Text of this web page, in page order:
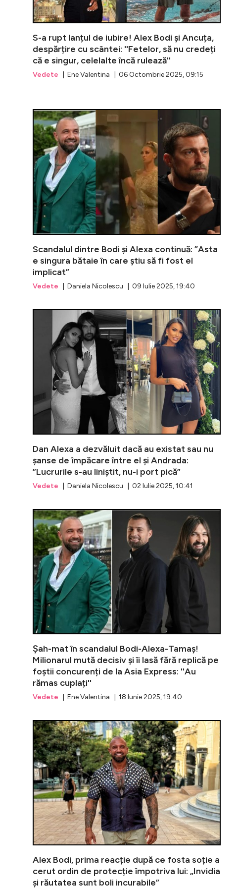
S-a rupt lanțul de iubire! Alex Bodi și Ancuța,
despărțire cu scântei: ''Fetelor, să nu credeți
că e singur, celelalte încă rulează''
Vedete | Ene Valentina | 06 Octombrie 2025, 09:15
Scandalul dintre Bodi și Alexa continuă: ”Asta
e singura bătaie în care știu să fi fost el
implicat”
Vedete | Daniela Nicolescu | 09 Iulie 2025, 19:40
Dan Alexa a dezvăluit dacă au existat sau nu
șanse de împăcare între el și Andrada:
”Lucrurile s-au liniștit, nu-i port pică”
Vedete | Daniela Nicolescu | 02 Iulie 2025, 10:41
Șah-mat în scandalul Bodi-Alexa-Tamaș!
Milionarul mută decisiv și îi lasă fără replică pe
foștii concurenți de la Asia Express: ''Au
rămas cuplați''
Vedete | Ene Valentina | 18 Iunie 2025, 19:40
Alex Bodi, prima reacție după ce fosta soție a
cerut ordin de protecție împotriva lui: „Invidia
și răutatea sunt boli incurabile”